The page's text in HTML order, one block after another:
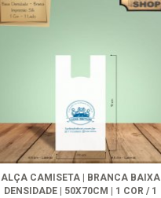
ALÇA CAMISETA | BRANCA BAIXA
DENSIDADE | 50X70CM | 1 COR / 1